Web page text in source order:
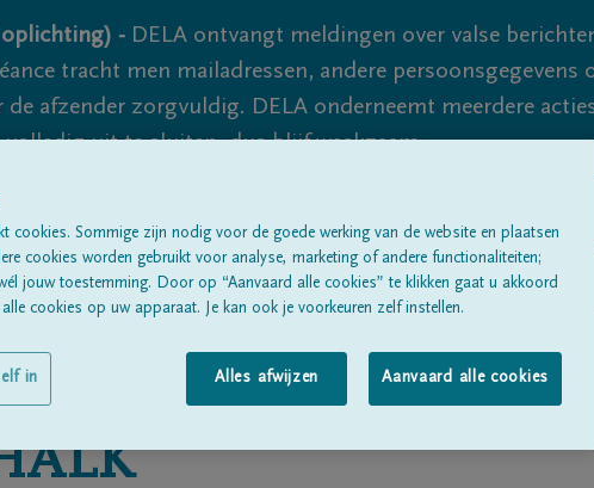
- DELA ontvangt meldingen over valse
tracht men mailadressen, andere persoonsgegevens
afzender zorgvuldig. DELA onderneemt meerdere
uit te sluiten, dus blijf waakzaam.
Alle rouwberichten Over ons
cookies. Sommige zijn nodig voor de goede werking van de website en plaatsen
cookies worden gebruikt voor analyse, marketing of andere functionaliteiten;
jouw toestemming. Door op “Aanvaard alle cookies” te klikken gaat u akkoord
cookies op uw apparaat. Je kan ook je voorkeuren zelf instellen.
Alles afwijzen Aanvaard alle cookies
in